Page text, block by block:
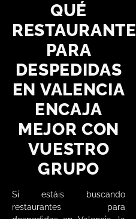
QUÉ
RESTAURANTE
PARA
DESPEDIDAS
EN VALENCIA
ENCAJA
MEJOR CON
VUESTRO
GRUPO
Si estáis buscando
restaurantes para